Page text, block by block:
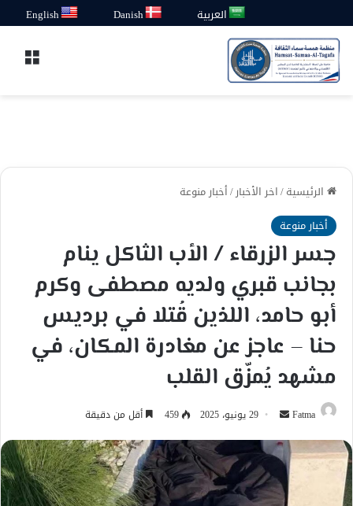
العربية Danish
English
الرئيسية/اخر الأخبار/أخبار منوعة
أخبار منوعة
جسر الزرقاء / الأب الثاكل ينام
بجانب قبري ولديه مصطفى وكرم
أبو حامد، اللذين قُتلا في برديس
حنا – عاجز عن مغادرة المكان، في
مشهد يُمزّق القلب
Fatma
أرسل
إلكترونيا
29 يونيو، 2025 459 أقل من دقيقة